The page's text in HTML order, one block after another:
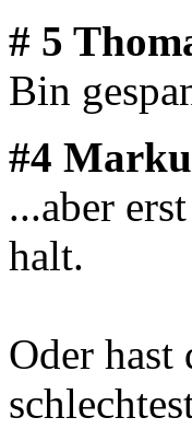
# 5
Bin
#4
...aber
halt.
Oder hast